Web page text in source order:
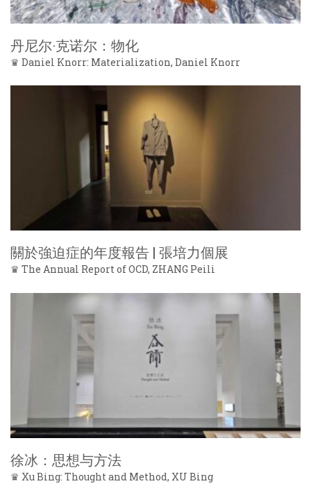
丹尼尔·克诺尔：物化
♛ Daniel Knorr: Materialization, Daniel Knorr
關於強迫症的年度報告 | 張培力個展
♛ The Annual Report of OCD, ZHANG Peili
徐冰：思想与方法
♛ Xu Bing: Thought and Method, XU Bing